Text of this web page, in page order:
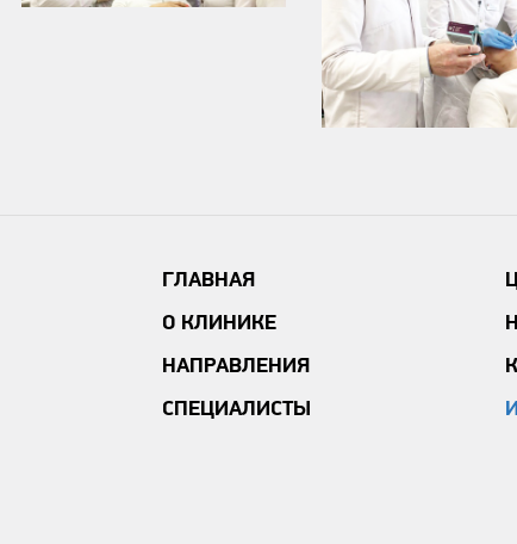
ГЛАВНАЯ
О КЛИНИКЕ
НАПРАВЛЕНИЯ
СПЕЦИАЛИСТЫ